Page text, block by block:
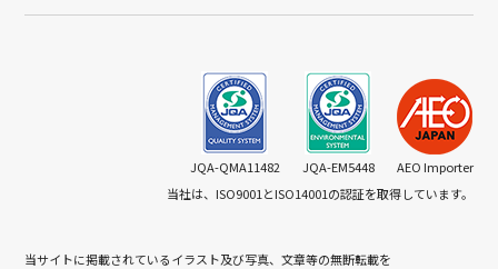
JQA-QMA11482 JQA-EM5448
AEO Importer
当社は、ISO9001とISO14001の認証を取得しています。
当サイトに掲載されているイラスト及び写真、文章等の無断転載を